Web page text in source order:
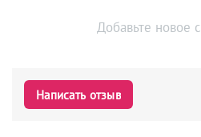
Добавьте новое
Написать отзыв